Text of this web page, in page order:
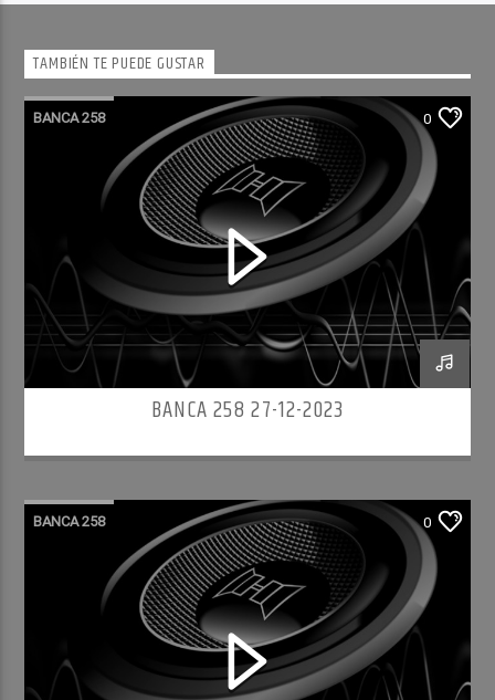
TAMBIÉN TE PUEDE GUSTAR
BANCA 258 0
BANCA 258 27-12-2023
BANCA 258 0